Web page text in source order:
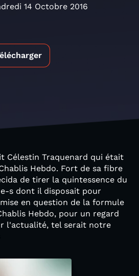
14 Octobre 2016
Célestin Traquenard qui était
Hebdo. Fort de sa fibre
de tirer la quintessence du
s dont il disposait pour
en question de la formule
Hebdo, pour un regard
l'actualité, tel serait notre